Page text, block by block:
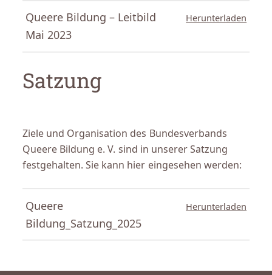
Queere Bildung – Leitbild
Mai 2023
Herunterladen
Satzung
Ziele und Organisation des Bundesverbands
Queere Bildung e. V. sind in unserer Satzung
festgehalten. Sie kann hier eingesehen werden:
Queere
Bildung_Satzung_2025
Herunterladen